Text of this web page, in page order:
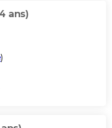
ans)
)